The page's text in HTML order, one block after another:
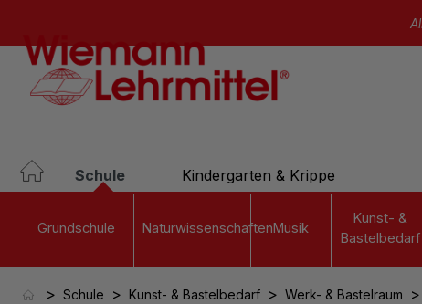
Schule Kindergarten & Krippe
Grundschule NaturwissenschaftenMusik
Kunst- &
Bastelbedarf
> Schule > Kunst- & Bastelbedarf > Werk- & Bastelraum >